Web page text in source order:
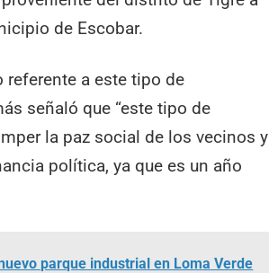
de Escobar.
a este tipo de
señaló que “este tipo de
la paz social de los vecinos y
política, ya que es un año
parque industrial en Loma Verde